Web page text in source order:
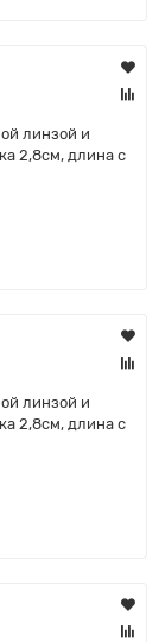
линзой и
2,8см, длина с
линзой и
2,8см, длина с